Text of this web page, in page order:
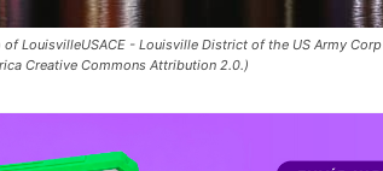
LouisvilleUSACE - Louisville District of the US Army
Creative Commons Attribution 2.0.)